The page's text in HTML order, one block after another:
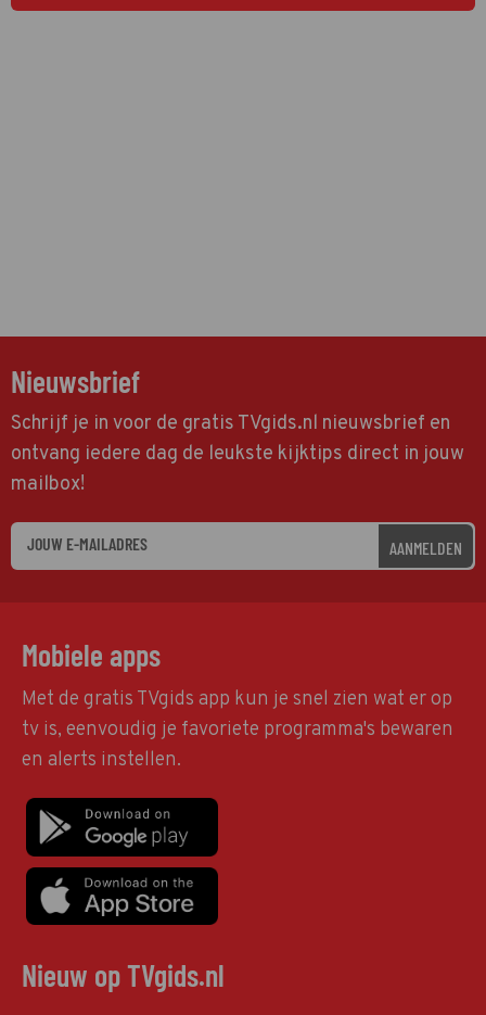
Nieuwsbrief
Schrijf je in voor de gratis TVgids.nl nieuwsbrief en
ontvang iedere dag de leukste kijktips direct in jouw
mailbox!
AANMELDEN
Mobiele apps
Met de gratis TVgids app kun je snel zien wat er op
tv is, eenvoudig je favoriete programma's bewaren
en alerts instellen.
Nieuw op TVgids.nl